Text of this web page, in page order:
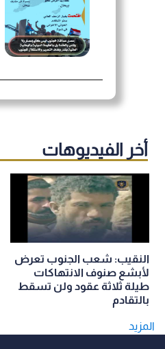
أخر الفيديوهات
النقيب: شعب الجنوب تعرض
لأبشع صنوف الانتهاكات
طيلة ثلاثة عقود ولن تسقط
بالتقادم
المزيد